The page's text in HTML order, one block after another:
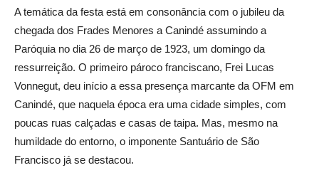
A temática da festa está em consonância com o jubileu da
chegada dos Frades Menores a Canindé assumindo a
Paróquia no dia 26 de março de 1923, um domingo da
ressurreição. O primeiro pároco franciscano, Frei Lucas
Vonnegut, deu início a essa presença marcante da OFM em
Canindé, que naquela época era uma cidade simples, com
poucas ruas calçadas e casas de taipa. Mas, mesmo na
humildade do entorno, o imponente Santuário de São
Francisco já se destacou.